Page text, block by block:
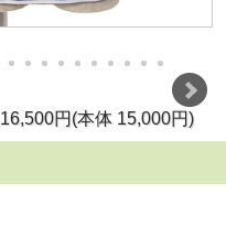
16,500円(本体 15,000円)